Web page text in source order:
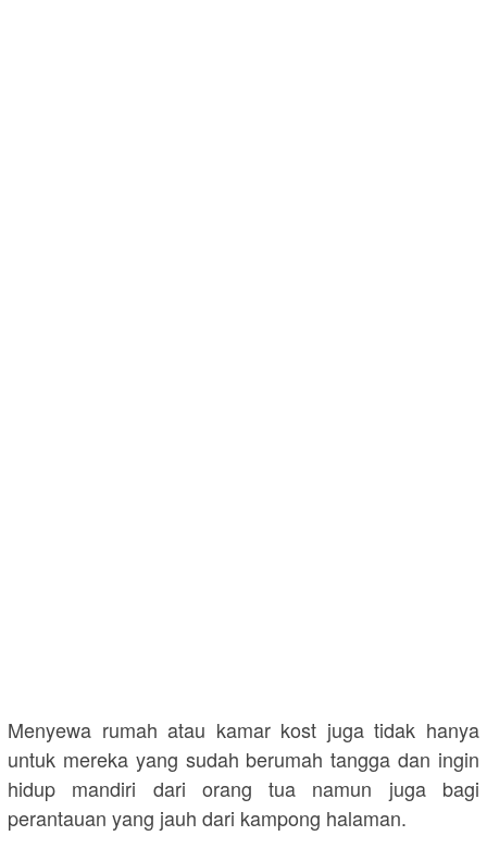
Menyewa rumah atau kamar kost juga tidak hanya
untuk mereka yang sudah berumah tangga dan ingin
hidup mandiri dari orang tua namun juga bagi
perantauan yang jauh dari kampong halaman.